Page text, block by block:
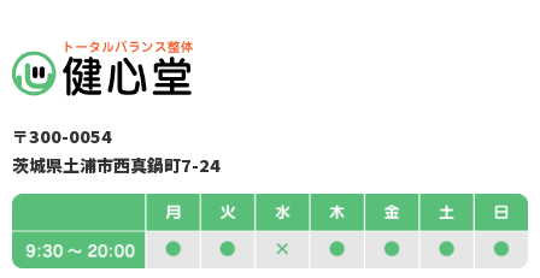
〒300-0054
茨城県土浦市西真鍋町7-24